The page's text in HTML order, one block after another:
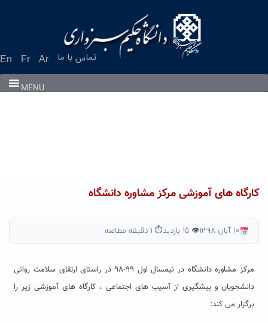
En Fr Ar تماس با ما
MENU
کارگاه های آموزشی مرکز مشاوره دانشگاه
۱۰ آبان ۱۳۹۸ 👁 ۱۵ بازدید ⏱ ۱ دقیقه مطالعه
مرکز مشاوره دانشگاه در نیمسال اول ۹۹-۹۸ در راستای ارتقای سلامت روانی
دانشجویان و پیشگیری از آسیب های اجتماعی ، کارگاه های آموزشی زیر را
برگزار می کند: